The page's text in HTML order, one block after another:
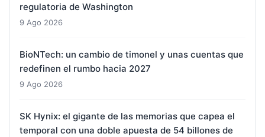
regulatoria de Washington
9 Ago 2026
BioNTech: un cambio de timonel y unas cuentas que
redefinen el rumbo hacia 2027
9 Ago 2026
SK Hynix: el gigante de las memorias que capea el
temporal con una doble apuesta de 54 billones de